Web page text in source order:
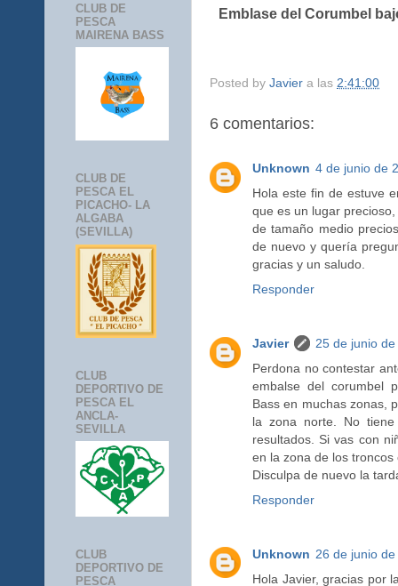
Emblase del Corumbel
Posted by Javier a las 2:41:00
6 comentarios:
Unknown 4 de junio de
Hola este fin de estuve
que es un lugar
de tamaño medio
de nuevo y quería
gracias y un saludo.
Responder
Javier
25 de junio
Perdona no contestar
embalse del corumbel
Bass en muchas zonas,
la zona norte. No
resultados. Si vas con
en la zona de los troncos
Disculpa de nuevo la
Responder
Unknown 26 de junio
Hola Javier, gracias por
CLUB DE
PESCA
MAIRENA BASS
CLUB DE
PESCA EL
PICACHO- LA
ALGABA
(SEVILLA)
CLUB
DEPORTIVO DE
PESCA EL
ANCLA-
SEVILLA
CLUB
DEPORTIVO DE
PESCA